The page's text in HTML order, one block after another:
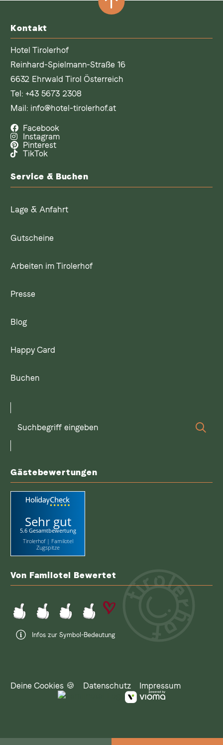
Kontakt
Hotel Tirolerhof
Reinhard-Spielmann-Straße 16
6632 Ehrwald Tirol Österreich
Tel:+43 5673 2308
Mail: info@hotel-tirolerhof.at
Facebook
Instagram
Pinterest
TikTok
Service & Buchen
Lage & Anfahrt
Gutscheine
Arbeiten im Tirolerhof
Presse
Blog
Happy Card
Buchen
Suchbegriff
Gästebewertungen
Sehr gut
5.6 Gesamtbewertung
Tirolerhof | Familotel
Zugspitze
Von Familotel Bewertet
Infos zur Symbol-Bedeutung
Deine Cookies 🍪 Datenschutz Impressum